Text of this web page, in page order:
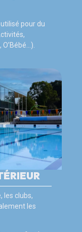
pour du
les clubs,
les